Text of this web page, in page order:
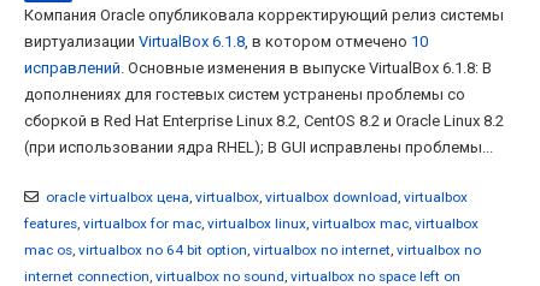
Компания Oracle опубликовала корректирующий релиз системы
виртуализации VirtualBox 6.1.8, в котором отмечено 10
исправлений. Основные изменения в выпуске VirtualBox 6.1.8: В
дополнениях для гостевых систем устранены проблемы со
сборкой в Red Hat Enterprise Linux 8.2, CentOS 8.2 и Oracle Linux 8.2
(при использовании ядра RHEL); В GUI исправлены проблемы...
oracle virtualbox цена, virtualbox, virtualbox download, virtualbox
features, virtualbox for mac, virtualbox linux, virtualbox mac, virtualbox
mac os, virtualbox no 64 bit option, virtualbox no internet, virtualbox no
internet connection, virtualbox no sound, virtualbox no space left on